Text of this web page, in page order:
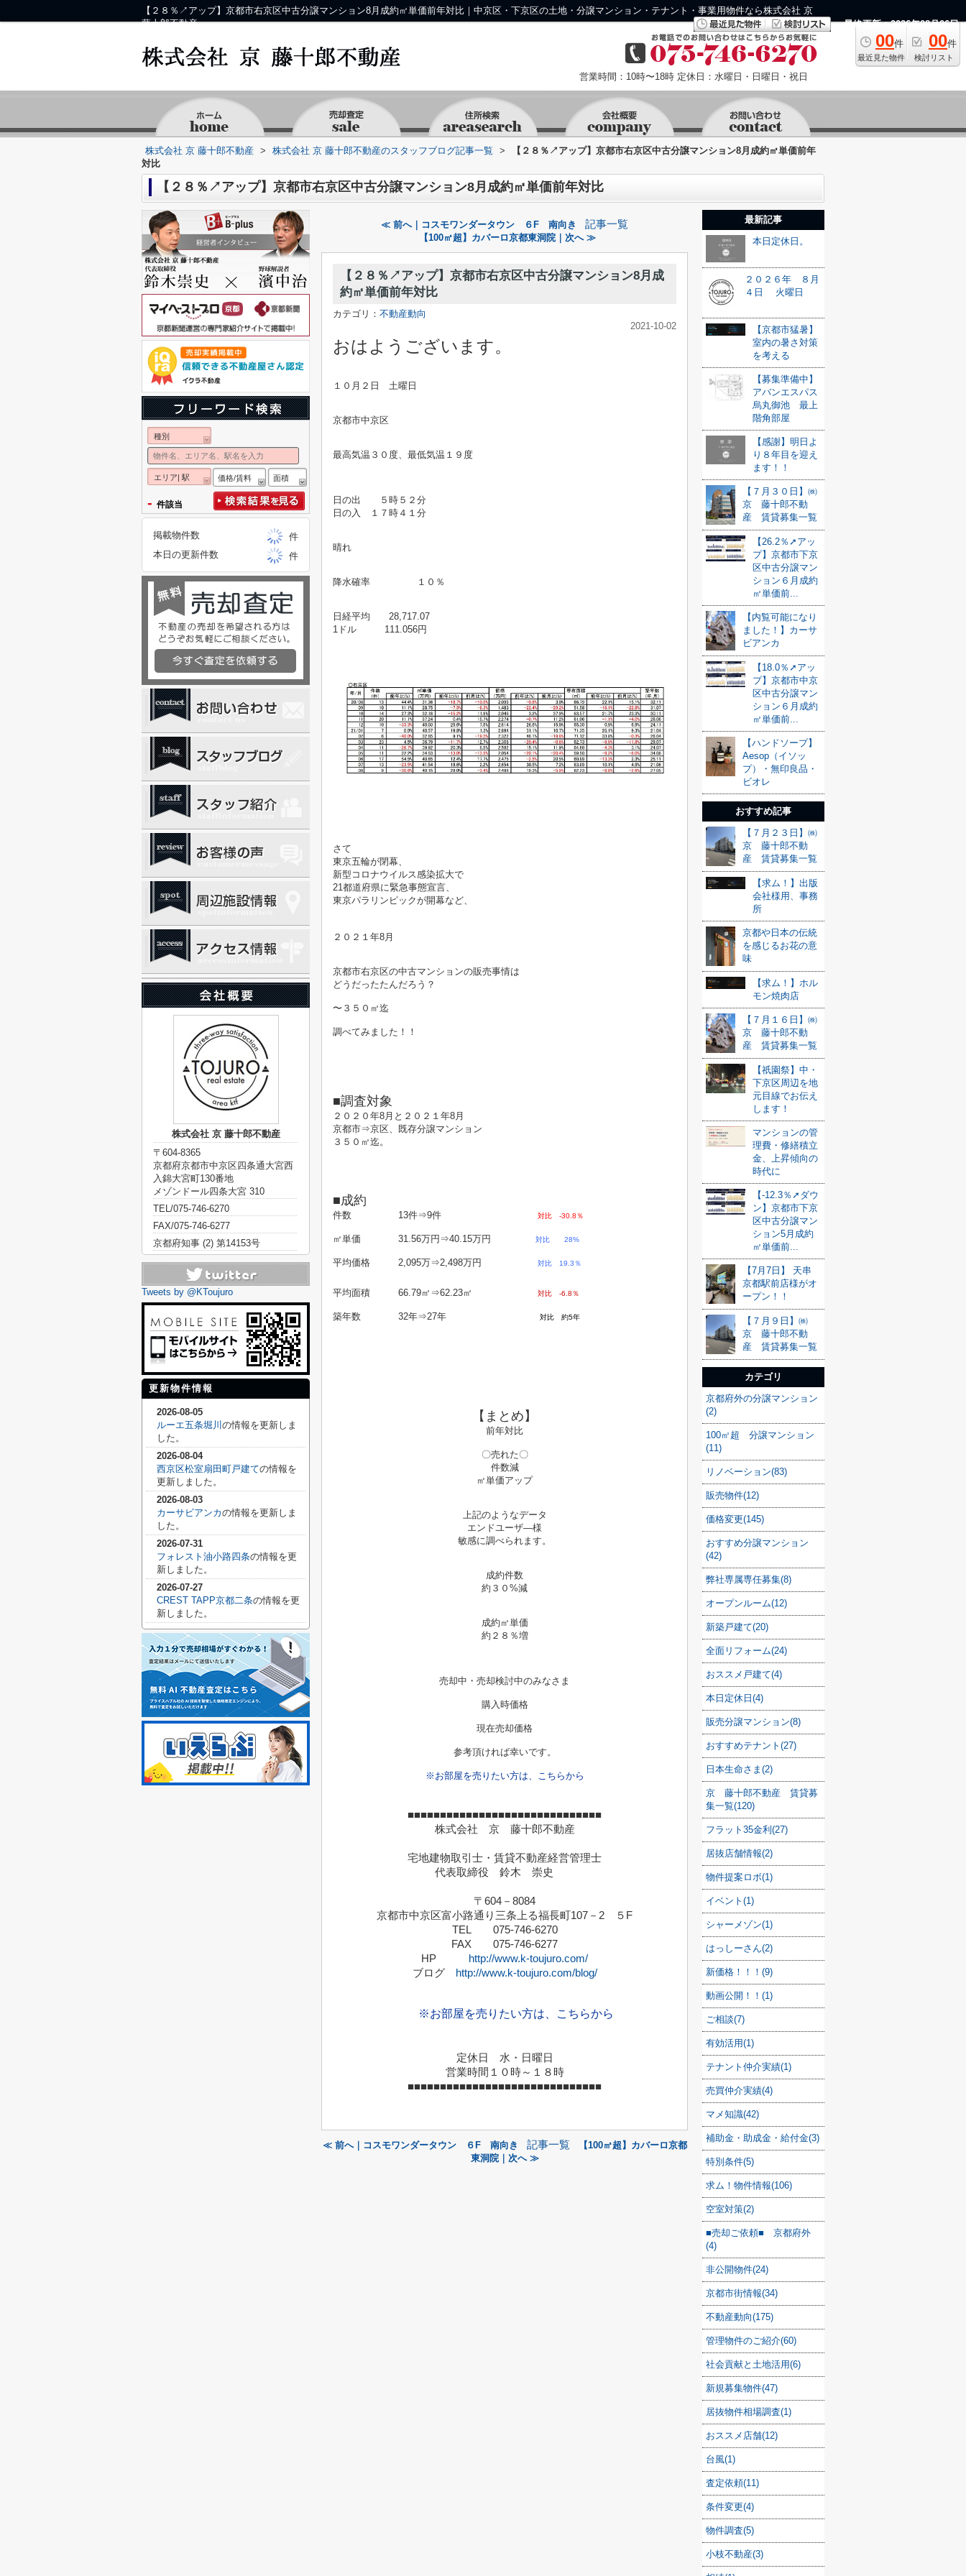
【２８％↗アップ】京都市右京区中古分譲マンション8月成約㎡単価前年対比｜中京区・下京区の土地・分譲マンション・テナント・事業用物件なら株式会社 京
藤十郎不動産
最終更新：2026年08月06日
00件
最近見た物件
00件
検討リスト
営業時間：10時〜18時 定休日：水曜日・日曜日・祝日
株式会社 京 藤十郎不動産 > 株式会社 京 藤十郎不動産のスタッフブログ記事一覧 >
【２８％↗アップ】京都市右京区中古分譲マンション8月成約㎡単価前年
対比
【２８％↗アップ】京都市右京区中古分譲マンション8月成約㎡単価前年対比
≪ 前へ｜コスモワンダータウン ６F 南向き 記事一覧
【100㎡超】カバーロ京都東洞院｜次へ ≫
【２８％↗アップ】京都市右京区中古分譲マンション8月成
約㎡単価前年対比
カテゴリ： 不動産動向
2021-10-02
おはようございます。
１０月２日 土曜日
京都市中京区
最高気温３０度、最低気温１９度
日の出 ５時５２分
日の入 １７時４１分
晴れ
降水確率 １０％
日経平均 28,717.07
1ドル 111.056円
さて
東京五輪が閉幕、
新型コロナウイルス感染拡大で
21都道府県に緊急事態宣言、
東京パラリンピックが開幕など、
２０２１年8月
京都市右京区の中古マンションの販売事情は
どうだったたんだろう？
〜３５０㎡迄
調べてみました！！
■調査対象
２０２０年8月と２０２１年8月
京都市⇒京区、既存分譲マンション
３５０㎡迄。
■成約
件数 13件⇒9件 対比 -30.8％
㎡単価 31.56万円⇒40.15万円 対比 28%
平均価格 2,095万⇒2,498万円 対比 19.3％
平均面積 66.79㎡⇒62.23㎡ 対比 -6.8％
築年数 32年⇒27年 対比 約5年
【まとめ】
前年対比
〇売れた〇
件数減
㎡単価アップ
上記のようなデータ
エンドユーザ―様
敏感に調べられます。
成約件数
約３０%減
成約㎡単価
約２８％増
売却中・売却検討中のみなさま
購入時価格
現在売却価格
参考頂ければ幸いです。
※お部屋を売りたい方は、こちらから
■■■■■■■■■■■■■■■■■■■■■■■■■■■■■■
株式会社 京 藤十郎不動産
宅地建物取引士・賃貸不動産経営管理士
代表取締役 鈴木 崇史
〒 604 － 8084
京都市中京区富小路通り三条上る福長町107 － 2 ５ F
TEL
075-746-6270
FAX
075-746-6277
HP
http://www.k-toujuro.com/
ブログ
http://www.k-toujuro.com/blog/
※お部屋を売りたい方は、こちらから
定休日 水・日曜日
営業時間１０時～１８時
■■■■■■■■■■■■■■■■■■■■■■■■■■■■■■
≪ 前へ｜コスモワンダータウン ６F 南向き 記事一覧
【100㎡超】カバーロ京都
東洞院｜次へ ≫
最新記事
本日定休日。
２０２６年 ８月
４日 火曜日
【京都市猛暑】
室内の暑さ対策
を考える
【募集準備中】
アバンエスパス
烏丸御池 最上
階角部屋
【感謝】明日よ
り８年目を迎え
ます！！
【７月３０日】㈱
京 藤十郎不動
産 賃貸募集一覧
【26.2％➚アッ
プ】京都市下京
区中古分譲マン
ション６月成約
㎡単価前...
【内覧可能になり
ました！】カーサ
ビアンカ
【18.0％➚アッ
プ】京都市中京
区中古分譲マン
ション６月成約
㎡単価前...
【ハンドソープ】
Aesop（イソッ
プ）・無印良品・
ビオレ
おすすめ記事
【７月２３日】㈱
京 藤十郎不動
産 賃貸募集一覧
【求ム！】出版
会社様用、事務
所
京都や日本の伝統
を感じるお花の意
味
【求ム！】ホル
モン焼肉店
【７月１６日】㈱
京 藤十郎不動
産 賃貸募集一覧
【祇園祭】中・
下京区周辺を地
元目線でお伝え
します！
マンションの管
理費・修繕積立
金、上昇傾向の
時代に
【-12.3％➚ダウ
ン】京都市下京
区中古分譲マン
ション5月成約
㎡単価前...
【7月7日】 天串
京都駅前店様がオ
ープン！！
【７月９日】㈱
京 藤十郎不動
産 賃貸募集一覧
カテゴリ
京都府外の分譲マンション
(2)
100㎡超 分譲マンション
(11)
リノベーション(83)
販売物件(12)
価格変更(145)
おすすめ分譲マンション
(42)
弊社専属専任募集(8)
オープンルーム(12)
新築戸建て(20)
全面リフォーム(24)
おススメ戸建て(4)
本日定休日(4)
販売分譲マンション(8)
おすすめテナント(27)
日本生命さま(2)
京 藤十郎不動産 賃貸募
集一覧(120)
フラット35金利(27)
居抜店舗情報(2)
物件提案ロボ(1)
イベント(1)
シャーメゾン(1)
はっしーさん(2)
新価格！！！(9)
動画公開！！(1)
ご相談(7)
有効活用(1)
テナント仲介実績(1)
売買仲介実績(4)
マメ知識(42)
補助金・助成金・給付金(3)
特別条件(5)
求ム！物件情報(106)
空室対策(2)
■売却ご依頼■ 京都府外
(4)
非公開物件(24)
京都市街情報(34)
不動産動向(175)
管理物件のご紹介(60)
社会貢献と土地活用(6)
新規募集物件(47)
居抜物件相場調査(1)
おススメ店舗(12)
台風(1)
査定依頼(11)
条件変更(4)
物件調査(5)
小枝不動産(3)
種別
エリア| 駅 価格/賃料 面積
- 件該当
掲載物件数
件
本日の更新件数
件
株式会社 京 藤十郎不動産
〒604-8365
京都府京都市中京区四条通大宮西
入錦大宮町130番地
メゾンドール四条大宮 310
TEL/075-746-6270
FAX/075-746-6277
京都府知事 (2) 第14153号
Tweets by @KToujuro
更新物件情報
2026-08-05
ルーエ五条堀川 の情報を更新しま
した。
2026-08-04
西京区松室扇田町戸建ての情報を
更新しました。
2026-08-03
カーサビアンカの情報を更新しま
した。
2026-07-31
フォレスト油小路四条の情報を更
新しました。
2026-07-27
CREST TAPP京都二条の情報を更
新しました。